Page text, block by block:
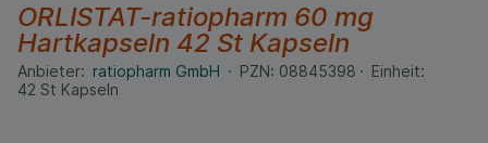
ORLISTAT-ratiopharm 60 mg
Hartkapseln 42 St Kapseln
Anbieter: ratiopharm GmbH PZN: 08845398
Einheit:
42 St Kapseln